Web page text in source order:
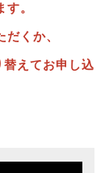
。
くか、
えてお申し込